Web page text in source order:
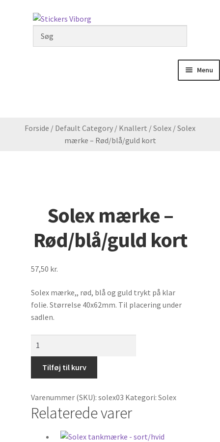
Spring
navigation
Spring
indhold
Menu
Monteringsvideoer
Benzinmærker
Udfold
undermenu
Tilbehør til biler
Diverse mærker
Motormærke
Traktorer
Forside / Default Category / Knallert /Solex /Solex
mærke – Rød/blå/guld kort
Solex mærke –
Rød/blå/guld kort
57,50 kr.
Solex mærke,, rød, blå og guld trykt på klar
folie. Størrelse 40x62mm. Til placering under
sadlen.
Rød/blå/guld
antal
Tilføj til kurv
Varenummer (SKU): solex03 Kategori: Solex
Relaterede varer